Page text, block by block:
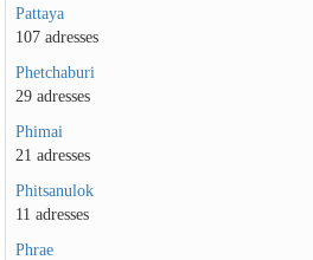
Pattaya
107 adresses
Phetchaburi
29 adresses
Phimai
21 adresses
Phitsanulok
11 adresses
Phrae